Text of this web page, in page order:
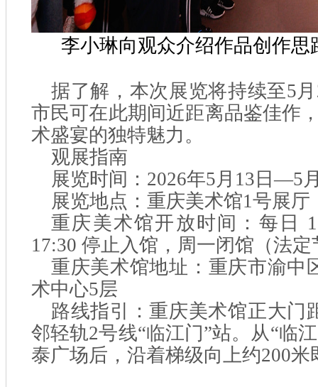
李小琳向观众介绍作品创作
据了解，本次展览将持续至5
市民可在此期间近距离品鉴佳作
术盛宴的独特魅力。
观展指南
展览时间：2026年5月13日—5
展览地点：重庆美术馆1号展厅
重庆美术馆开放时间：每日
17:30 停止入馆，周一闭馆（法
重庆美术馆地址：重庆市渝中
术中心5层
路线指引：重庆美术馆正大门
邻轻轨2号线“临江门”站。从“临
泰广场后，沿着梯级向上约200